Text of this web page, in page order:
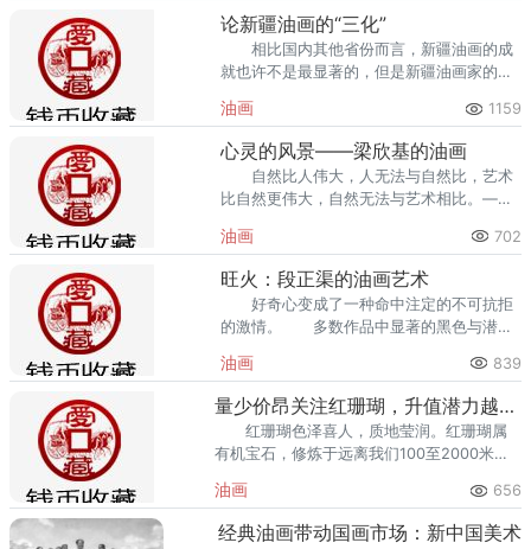
论新疆油画的“三化”
相比国内其他省份而言，新疆油画的成
就也许不是最显著的，但是新疆油画家的许
体系的艺术家们
油画 1159
心灵的风景——梁欣基的油画
自然比人伟大，人无法与自然比，艺术
比自然更伟大，自然无法与艺术相比。——
油画 702
旺火：段正渠的油画艺术
好奇心变成了一种命中注定的不可抗拒
的激情。 多数作品中显著的黑色与潜伏
突显并支持着不客观却‘真实的’物象。
油画 839
量少价昂关注红珊瑚，升值潜力越来越大
红珊瑚色泽喜人，质地莹润。红珊瑚属
有机宝石，修炼于远离我们100至2000米的
石，在东方
油画 656
经典油画带动国画市场：新中国美术